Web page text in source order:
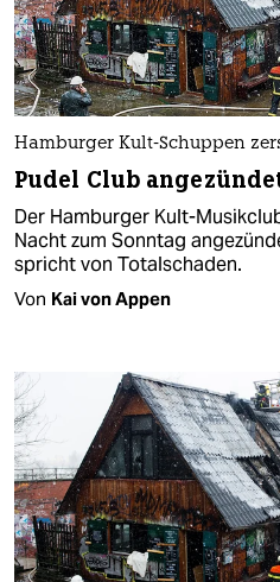
Hamburger Kult-Schuppen
Pudel Club
Der Hamburger Kult-
Nacht zum Sonntag
spricht von Totalschaden.
Von Kai von Appen